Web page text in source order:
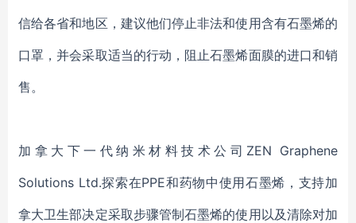
信给各省和地区，建议他们停止非法和使用含有石墨烯的
口罩，并会采取适当的行动，阻止石墨烯面膜的进口和销
售。
加拿大下一代纳米材料技术公司 ZEN Graphene
Solutions Ltd.探索在PPE和药物中使用石墨烯，支持加
拿大卫生部决定采取步骤管制石墨烯的使用以及清除对加